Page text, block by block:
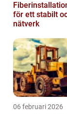
Fiberinstallation
för ett stabilt
nätverk
06 februari 2026